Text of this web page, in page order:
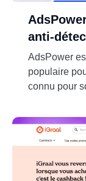
anti-
AdsPower
populaire
connu pour